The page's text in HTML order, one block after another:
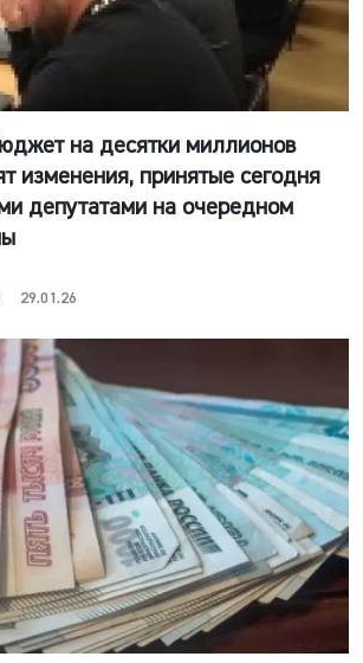
на десятки миллионов
изменения, принятые сегодня
депутатами на очередном
29.01.26